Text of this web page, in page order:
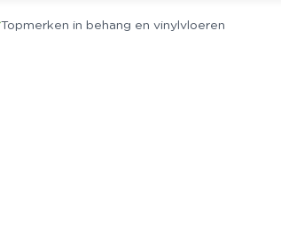
Topmerken in behang en vinylvloeren